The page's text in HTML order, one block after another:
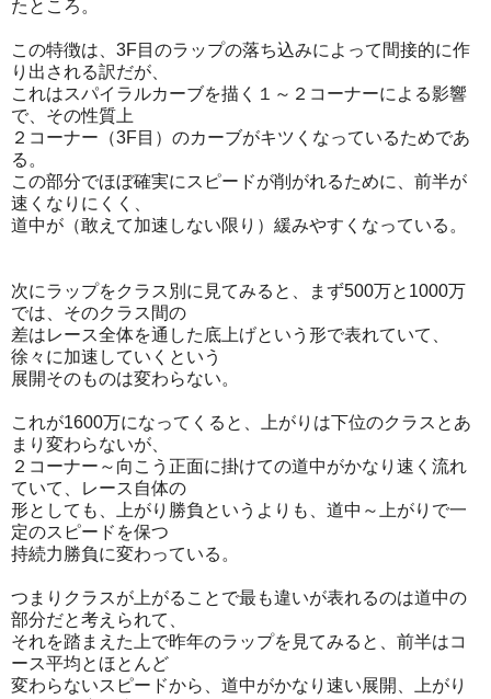
たところ。
この特徴は、3F目のラップの落ち込みによって間接的に作
り出される訳だが、
これはスパイラルカーブを描く１～２コーナーによる影響
で、その性質上
２コーナー（3F目）のカーブがキツくなっているためであ
る。
この部分でほぼ確実にスピードが削がれるために、前半が
速くなりにくく、
道中が（敢えて加速しない限り）緩みやすくなっている。
次にラップをクラス別に見てみると、まず500万と1000万
では、そのクラス間の
差はレース全体を通した底上げという形で表れていて、
徐々に加速していくという
展開そのものは変わらない。
これが1600万になってくると、上がりは下位のクラスとあ
まり変わらないが、
２コーナー～向こう正面に掛けての道中がかなり速く流れ
ていて、レース自体の
形としても、上がり勝負というよりも、道中～上がりで一
定のスピードを保つ
持続力勝負に変わっている。
つまりクラスが上がることで最も違いが表れるのは道中の
部分だと考えられて、
それを踏まえた上で昨年のラップを見てみると、前半はコ
ース平均とほとんど
変わらないスピードから、道中がかなり速い展開、上がり